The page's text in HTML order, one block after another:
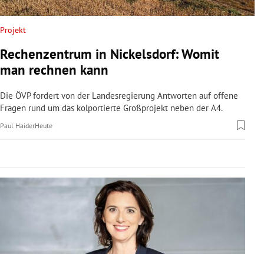
Untermenü
Untermenü
Untermenü
Untermenü
Untermenü
Projekt
Rechenzentrum in Nickelsdorf: Womit
man rechnen kann
Die ÖVP fordert von der Landesregierung Antworten auf offene
Fragen rund um das kolportierte Großprojekt neben der A4.
Paul HaiderHeute